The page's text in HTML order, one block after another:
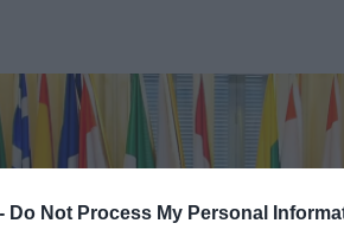
Do Not Process My Personal